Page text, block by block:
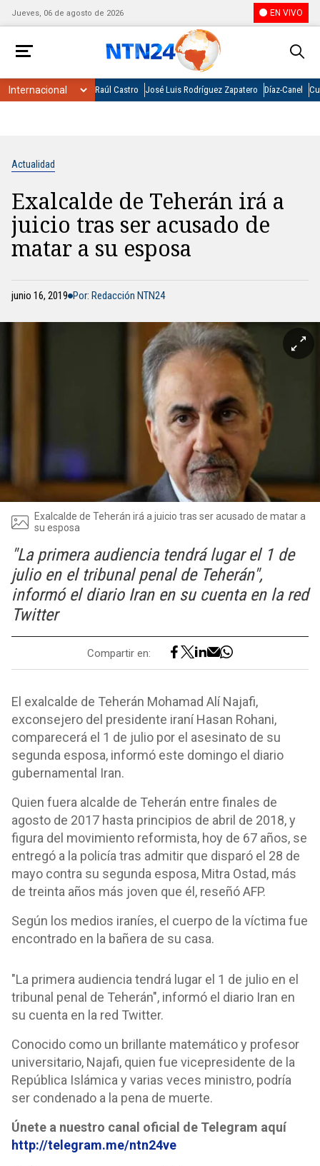
Jueves, 06 de agosto de 2026 EN VIVO
Raúl Castro José Luis Rodríguez Zapatero Díaz-Canel
Actualidad
Exalcalde de Teherán irá a
juicio tras ser acusado de
matar a su esposa
junio 16, 2019 Por: Redacción NTN24
Exalcalde de Teherán irá a juicio tras ser acusado de matar a
su esposa
"La primera audiencia tendrá lugar el 1 de
julio en el tribunal penal de Teherán",
informó el diario Iran en su cuenta en la red
Twitter
Compartir en:
El exalcalde de Teherán Mohamad Alí Najafi,
exconsejero del presidente iraní Hasan Rohani,
comparecerá el 1 de julio por el asesinato de su
segunda esposa, informó este domingo el diario
gubernamental Iran.
Quien fuera alcalde de Teherán entre finales de
agosto de 2017 hasta principios de abril de 2018, y
figura del movimiento reformista, hoy de 67 años, se
entregó a la policía tras admitir que disparó el 28 de
mayo contra su segunda esposa, Mitra Ostad, más
de treinta años más joven que él, reseñó AFP.
Según los medios iraníes, el cuerpo de la víctima fue
encontrado en la bañera de su casa.
"La primera audiencia tendrá lugar el 1 de julio en el
tribunal penal de Teherán", informó el diario Iran en
su cuenta en la red Twitter.
Conocido como un brillante matemático y profesor
universitario, Najafi, quien fue vicepresidente de la
República Islámica y varias veces ministro, podría
ser condenado a la pena de muerte.
Únete a nuestro canal oficial de Telegram aquí
http://telegram.me/ntn24ve